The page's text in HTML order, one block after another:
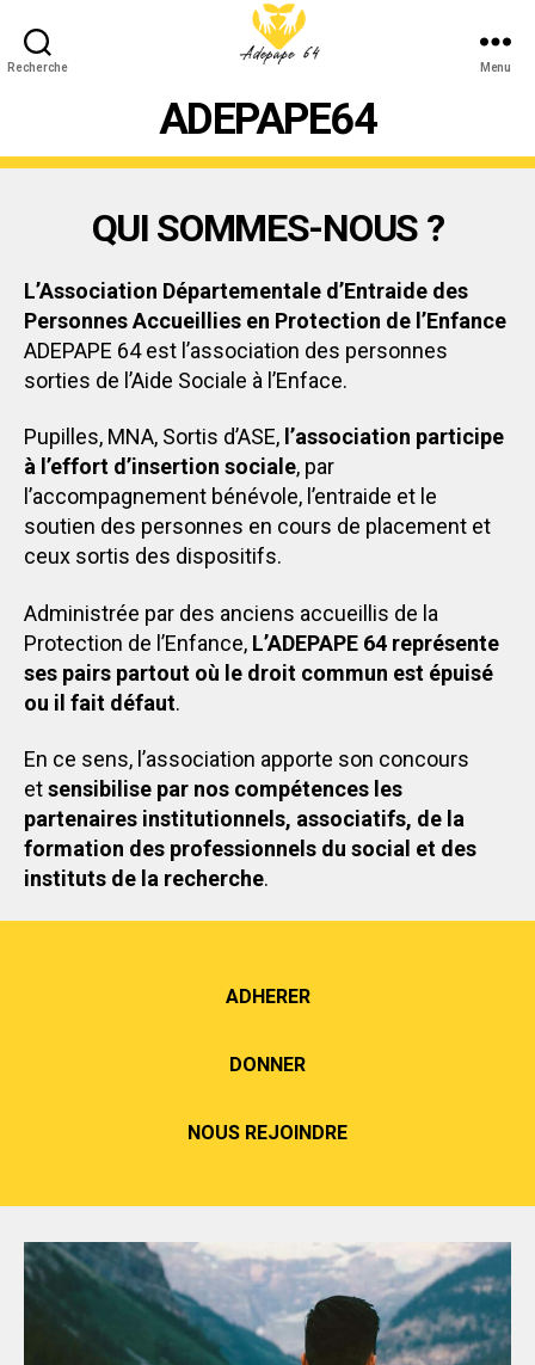
Recherche Menu
ADEPAPE64
QUI SOMMES-NOUS ?
L’Association Départementale d’Entraide des
Personnes Accueillies en Protection de l’Enfance
ADEPAPE 64 est l’association des personnes
sorties de l’Aide Sociale à l’Enface.
Pupilles, MNA, Sortis d’ASE, l’association participe
à l’effort d’insertion sociale, par
l’accompagnement bénévole, l’entraide et le
soutien des personnes en cours de placement et
ceux sortis des dispositifs.
Administrée par des anciens accueillis de la
Protection de l’Enfance, L’ADEPAPE 64 représente
ses pairs partout où le droit commun est épuisé
ou il fait défaut.
En ce sens, l’association apporte son concours
etsensibilise par nos compétences les
partenaires institutionnels, associatifs, de la
formation des professionnels du social et des
instituts de la recherche.
ADHERER
DONNER
NOUS REJOINDRE